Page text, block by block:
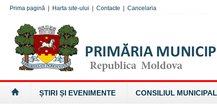
Prima pagină Harta site-ului Contacte Cancelaria
ȘTIRI ȘI EVENIMENTE CONSILIUL MUNICIPAL